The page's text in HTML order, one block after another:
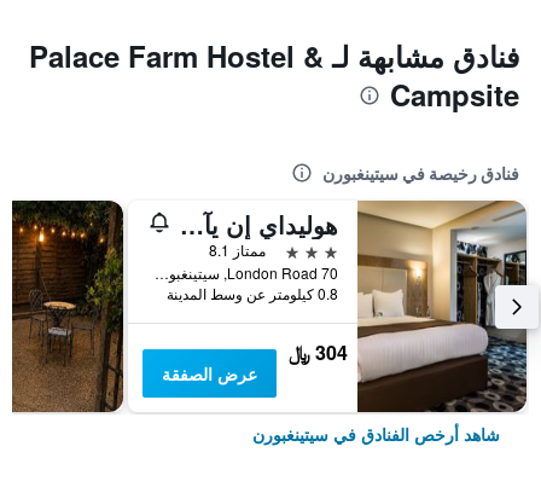
فنادق مشابهة لـ Palace Farm Hostel &
Campsite
فنادق رخيصة في سيتينغبورن
هوليداي إن يآ اي ت ي اي ت تا ابياي ايتش جي
3 نجوم
ممتاز 8.1
70 London Road, سيتينغبورن, المملكة المتحدة
0.8 كيلومتر عن وسط المدينة
304 ﷼
عرض الصفقة
شاهد أرخص الفنادق في سيتينغبورن